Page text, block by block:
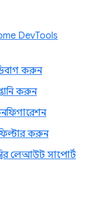
DevTools
ডিবাগ করুন
করুন
করুন
লেআউট সাপোর্ট